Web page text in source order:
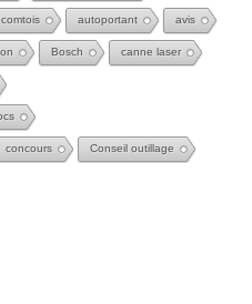
autoportant avis
Bosch canne laser
concours Conseil outillage